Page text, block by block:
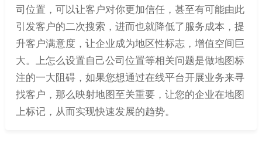
司位置，可以让客户对你更加信任，甚至有可能由此
引发客户的二次搜索，进而也就降低了服务成本，提
升客户满意度，让企业成为地区性标志，增值空间巨
大。上怎么设置自己公司位置等相关问题是做地图标
注的一大阻碍，如果您想通过在线平台开展业务来寻
找客户，那么映射地图至关重要，让您的企业在地图
上标记，从而实现快速发展的趋势。